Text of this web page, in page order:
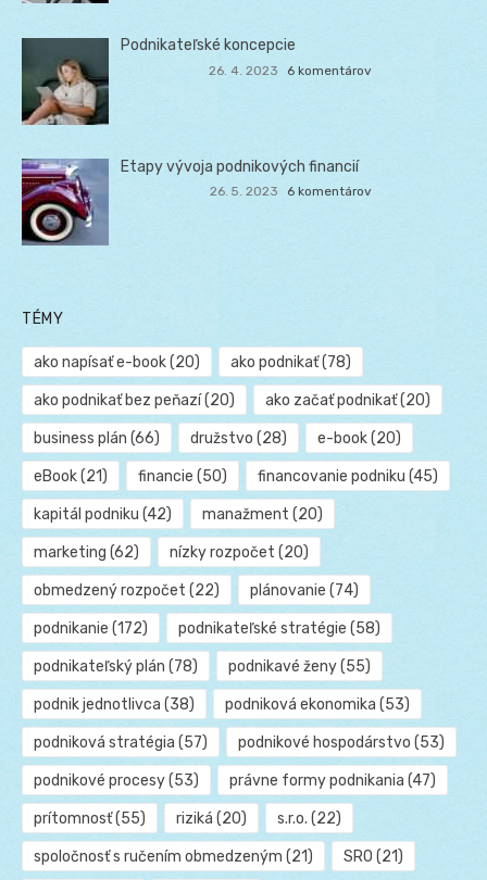
Podnikateľské koncepcie
26. 4. 2023 6 komentárov
Etapy vývoja podnikových financií
26. 5. 2023 6 komentárov
TÉMY
ako napísať e-book(20) ako podnikať(78)
ako podnikať bez peňazí(20) ako začať podnikať(20)
business plán (66) družstvo (28) e-book(20)
eBook(21) financie (50) financovanie podniku (45)
kapitál podniku (42) manažment (20)
marketing (62) nízky rozpočet (20)
obmedzený rozpočet (22) plánovanie (74)
podnikanie (172) podnikateľské stratégie (58)
podnikateľský plán (78) podnikavé ženy(55)
podnik jednotlivca (38) podniková ekonomika (53)
podniková stratégia (57) podnikové hospodárstvo (53)
podnikové procesy(53) právne formy podnikania (47)
prítomnosť(55) riziká (20) s.r.o. (22)
spoločnosť s ručením obmedzeným (21) SRO (21)